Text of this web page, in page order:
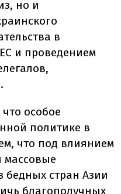
но и
в
и проведением
особое
политике в
что под влиянием
массовые
стран Азии
благополучных